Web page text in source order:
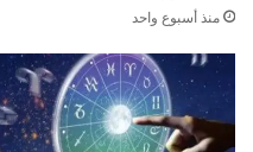
منذ أسبوع واحد